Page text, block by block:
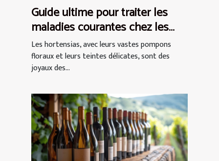
Guide ultime pour traiter les
maladies courantes chez les
hortensias
Les hortensias, avec leurs vastes pompons
floraux et leurs teintes délicates, sont des
joyaux des...